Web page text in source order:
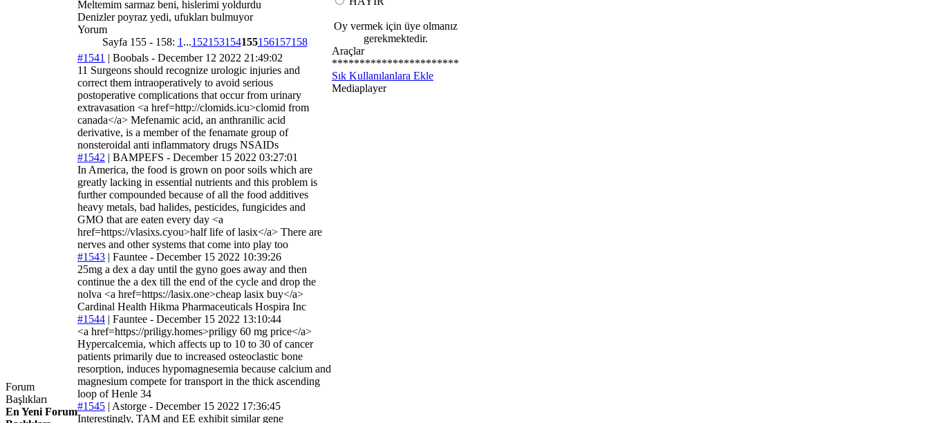
Forum
Başlıkları
En Yeni Forum
Meltemim sarmaz beni, hislerimi yoldurdu
Denizler poyraz yedi, ufukları bulmuyor
Yorum
Sayfa 155 - 158: 1 ...152153154155156157158
#1541 | Boobals - December 12 2022 21:49:02
11 Surgeons should recognize urologic injuries and
correct them intraoperatively to avoid serious
postoperative complications that occur from urinary
extravasation <a href=http://clomids.icu>clomid from
canada</a> Mefenamic acid, an anthranilic acid
derivative, is a member of the fenamate group of
nonsteroidal anti inflammatory drugs NSAIDs
#1542 | BAMPEFS - December 15 2022 03:27:01
In America, the food is grown on poor soils which are
greatly lacking in essential nutrients and this problem is
further compounded because of all the food additives
heavy metals, bad halides, pesticides, fungicides and
GMO that are eaten every day <a
href=https://vlasixs.cyou>half life of lasix</a> There are
nerves and other systems that come into play too
#1543 | Fauntee - December 15 2022 10:39:26
25mg a dex a day until the gyno goes away and then
continue the a dex till the end of the cycle and drop the
nolva <a href=https://lasix.one>cheap lasix buy</a>
Cardinal Health Hikma Pharmaceuticals Hospira Inc
#1544 | Fauntee - December 15 2022 13:10:44
<a href=https://priligy.homes>priligy 60 mg price</a>
Hypercalcemia, which affects up to 10 to 30 of cancer
patients primarily due to increased osteoclastic bone
resorption, induces hypomagnesemia because calcium and
magnesium compete for transport in the thick ascending
loop of Henle 34
#1545 | Astorge - December 15 2022 17:36:45
Interestingly, TAM and EE exhibit similar gene
Oy vermek için üye olmanız
gerekmektedir.
Araçlar
***********************
Sık Kullanılanlara Ekle
Mediaplayer